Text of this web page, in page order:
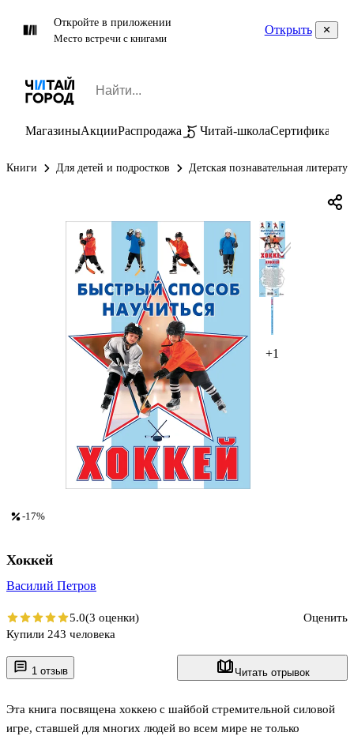
Откройте в приложении
Место встречи с книгами
Открыть
МагазиныАкцииРаспродажа Читай-школаСертификаты
Книги Для детей и подростков Детская познавательная
+1
1 отзыв Читать отрывок
Эта книга посвящена хоккею с шайбой стремительной силовой
игре, ставшей для многих людей во всем мире не только
-17%
Хоккей
Василий Петров
5.0(3 оценки)
Оценить
Купили 243 человека